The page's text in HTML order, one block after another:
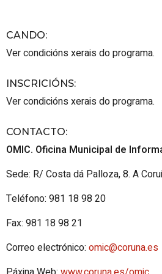
CANDO:
Ver condicións xerais do programa.
INSCRICIÓNS:
Ver condicións xerais do programa.
CONTACTO:
OMIC. Oficina Municipal de
Sede: R/ Costa dá Palloza, 8. A
Teléfono: 981 18 98 20
Fax: 981 18 98 21
Correo electrónico: omic@coruna.es